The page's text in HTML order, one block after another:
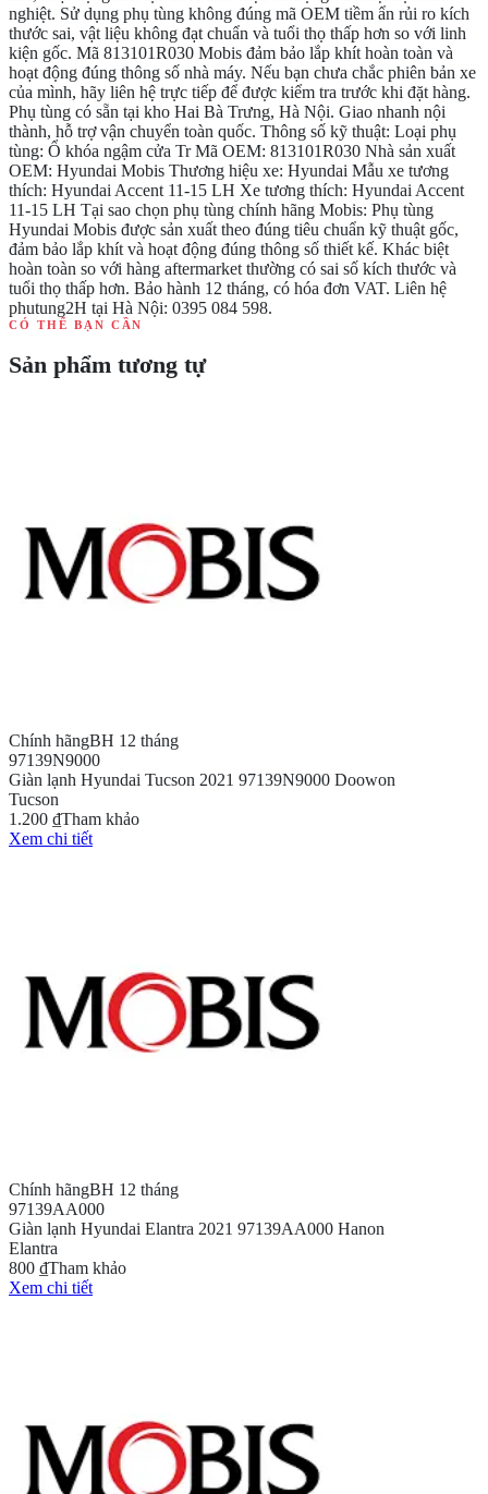
nghiệt. Sử dụng phụ tùng không đúng mã OEM tiềm ẩn rủi ro kích
thước sai, vật liệu không đạt chuẩn và tuổi thọ thấp hơn so với linh
kiện gốc. Mã 813101R030 Mobis đảm bảo lắp khít hoàn toàn và
hoạt động đúng thông số nhà máy. Nếu bạn chưa chắc phiên bản xe
của mình, hãy liên hệ trực tiếp để được kiểm tra trước khi đặt hàng.
Phụ tùng có sẵn tại kho Hai Bà Trưng, Hà Nội. Giao nhanh nội
thành, hỗ trợ vận chuyển toàn quốc. Thông số kỹ thuật: Loại phụ
tùng: Ổ khóa ngậm cửa Tr Mã OEM: 813101R030 Nhà sản xuất
OEM: Hyundai Mobis Thương hiệu xe: Hyundai Mẫu xe tương
thích: Hyundai Accent 11-15 LH Xe tương thích: Hyundai Accent
11-15 LH Tại sao chọn phụ tùng chính hãng Mobis: Phụ tùng
Hyundai Mobis được sản xuất theo đúng tiêu chuẩn kỹ thuật gốc,
đảm bảo lắp khít và hoạt động đúng thông số thiết kế. Khác biệt
hoàn toàn so với hàng aftermarket thường có sai số kích thước và
tuổi thọ thấp hơn. Bảo hành 12 tháng, có hóa đơn VAT. Liên hệ
phutung2H tại Hà Nội: 0395 084 598.
CÓ THỂ BẠN CẦN
Sản phẩm tương tự
Chính hãngBH 12 tháng
97139N9000
Giàn lạnh Hyundai Tucson 2021 97139N9000 Doowon
Tucson
1.200 ₫Tham khảo
Xem chi tiết
Chính hãngBH 12 tháng
97139AA000
Giàn lạnh Hyundai Elantra 2021 97139AA000 Hanon
Elantra
800 ₫Tham khảo
Xem chi tiết